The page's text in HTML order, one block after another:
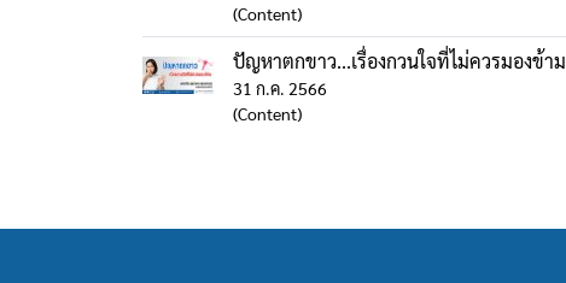
(Content)
ปัญหาตกขาว...เรื่องกวนใจที่ไม่ควรมองข้าม
31 ก.ค. 2566
(Content)